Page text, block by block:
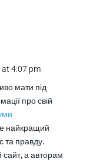
4:07 pm
мати під
про свій
найкращий
та правду.
сайт, а авторам